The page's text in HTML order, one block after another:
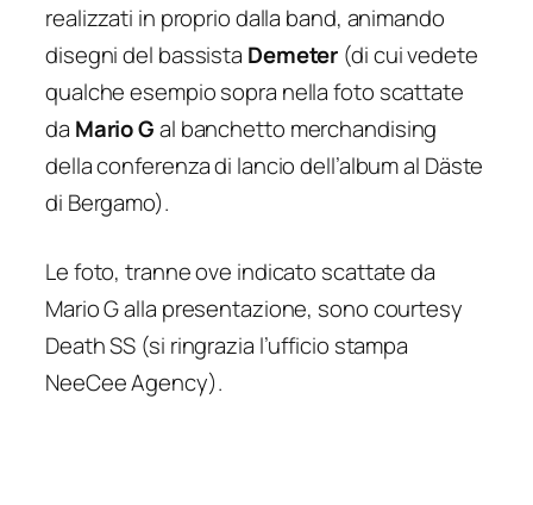
realizzati in proprio dalla band, animando
disegni del bassista Demeter (di cui vedete
qualche esempio sopra nella foto scattate
da Mario Gal banchetto merchandising
della conferenza di lancio dell’album al Däste
di Bergamo).
Le foto, tranne ove indicato scattate da
Mario G alla presentazione, sono courtesy
Death SS (si ringrazia l’ufficio stampa
NeeCee Agency).